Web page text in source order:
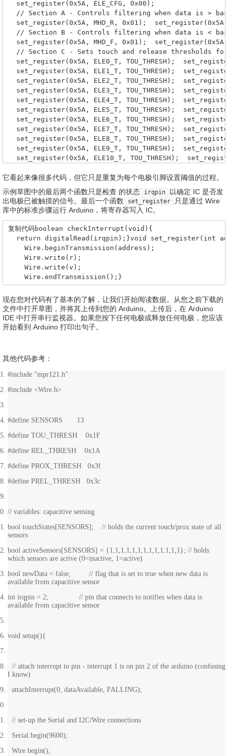
set_register(0x5A, ELE_CFG, 0x00);
// Section A - Controls filtering when data is >
set_register(0x5A, MHD_R, 0x01);  set_register(0x5A,
// Section B - Controls filtering when data is <
set_register(0x5A, MHD_F, 0x01);  set_register(0x5A,
// Section C - Sets touch and release thresholds
set_register(0x5A, ELE0_T, TOU_THRESH);
set_register(0x5A, ELE1_T, TOU_THRESH);
set_register(0x5A, ELE2_T, TOU_THRESH);
set_register(0x5A, ELE3_T, TOU_THRESH);
set_register(0x5A, ELE4_T, TOU_THRESH);
set_register(0x5A, ELE5_T, TOU_THRESH);
set_register(0x5A, ELE6_T, TOU_THRESH);
set_register(0x5A, ELE7_T, TOU_THRESH);
set_register(0x5A, ELE8_T, TOU_THRESH);
set_register(0x5A, ELE9_T, TOU_THRESH);
set_register(0x5A, ELE10_T, TOU_THRESH);
// Section D
// Set the Filter Configuration
// Set ESI2
set_register(0x5A, FIL_CFG, 0x04);
// Section E
// Electrode Configuration
// Set ELE_CFG to 0x00 to return to standby mode
set_register(0x5A, ELE_CFG, 0x0C);  // Enables all
// Section F
// Enable Auto Config and auto Reconfig
/*set_register(0x5A, ATO_CFG0, 0x0B);
set_register(0x5A, ATO_CFGU, 0xC9);  // USL = (Vdd-
set_register(0x5A, ELE_CFG, 0x0C);}
它看起来像很多代码，但它只是重复为每个电极引脚设置阈值的过程。
示例草图中的最后两个函数只是检查 的状态
irqpin
以确定 IC 是否发
出电极已被触摸的信号。 最后一个函数 set_register
只是通过 Wire
库中的标准步骤运行 Arduino，将寄存器写入 IC。
复制代码boolean checkInterrupt(void){
return digitalRead(irqpin);}void set_register(int
Wire.beginTransmission(address);
Wire.write(r);
Wire.write(v);
Wire.endTransmission();}
现在您对代码有了基本的了解，让我们开始阅读数据。
从您之前下载的
文件中打开草图，并将其上传到您的 Arduino。
上传后，在 Arduino
IDE 中打开串行监视器。 如果您按下任何电极或释放任何电极，您应该
开始看到 Arduino 打印出句子。
其他代码参考：
#include "mpr121.h"
#include <Wire.h>
#define SENSORS 13
#define TOU_THRESH 0x1F
#define REL_THRESH 0x1A
#define PROX_THRESH 0x3f
#define PREL_THRESH 0x3c
// variables: capacitive sensing
bool touchStates[SENSORS]; // holds the current touch/prox state of all
sensors
bool activeSensors[SENSORS] = {1,1,1,1,1,1,1,1,1,1,1,1,1}; // holds
which sensors are active (0=inactive, 1=active)
bool newData = false; // flag that is set to true when new data is
available from capacitive sensor
int irqpin = 2; // pin that connects to notifies when data is
available from capacitive sensor
void setup(){
// attach interrupt to pin - interrupt 1 is on pin 2 of the arduino (confusing
I know)
attachInterrupt(0, dataAvailable, FALLING);
// set-up the Serial and I2C/Wire connections
Serial.begin(9600);
Wire.begin();